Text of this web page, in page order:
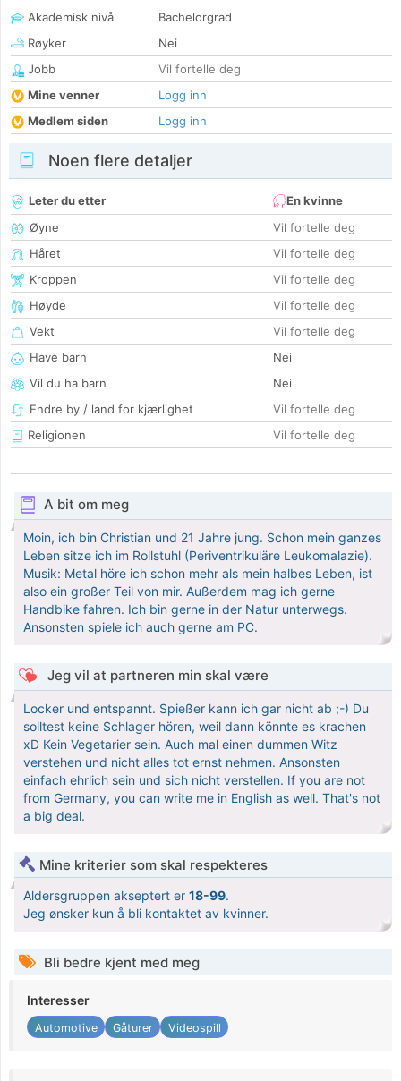
Akademisk nivå
Bachelorgrad
Røyker
Nei
Jobb
Vil fortelle deg
Mine venner
Logg inn
Medlem siden
Logg inn
Noen flere detaljer
Leter du etter
En kvinne
Øyne
Vil fortelle deg
Håret
Vil fortelle deg
Kroppen
Vil fortelle deg
Høyde
Vil fortelle deg
Vekt
Vil fortelle deg
Have barn
Nei
Vil du ha barn
Nei
Endre by / land for kjærlighet
Vil fortelle deg
Religionen
Vil fortelle deg
A bit om meg
Moin, ich bin Christian und 21 Jahre jung. Schon mein ganzes
Leben sitze ich im Rollstuhl (Periventrikuläre Leukomalazie).
Musik: Metal höre ich schon mehr als mein halbes Leben, ist
also ein großer Teil von mir. Außerdem mag ich gerne
Handbike fahren. Ich bin gerne in der Natur unterwegs.
Ansonsten spiele ich auch gerne am PC.
Jeg vil at partneren min skal være
Locker und entspannt. Spießer kann ich gar nicht ab ;-) Du
solltest keine Schlager hören, weil dann könnte es krachen
xD Kein Vegetarier sein. Auch mal einen dummen Witz
verstehen und nicht alles tot ernst nehmen. Ansonsten
einfach ehrlich sein und sich nicht verstellen. If you are not
from Germany, you can write me in English as well. That's not
a big deal.
Mine kriterier som skal respekteres
Aldersgruppen akseptert er 18-99.
Jeg ønsker kun å bli kontaktet av kvinner.
Bli bedre kjent med meg
Interesser
Automotive Gåturer Videospill